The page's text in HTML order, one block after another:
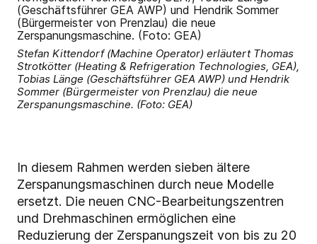
Stefan Kittendorf (Machine Operator) erläutert Thomas
Strotkötter (Heating & Refrigeration Technologies, GEA),
Tobias Länge (Geschäftsführer GEA AWP) und Hendrik
Sommer (Bürgermeister von Prenzlau) die neue
Zerspanungsmaschine. (Foto: GEA)
In diesem Rahmen werden sieben ältere
Zerspanungsmaschinen durch neue Modelle
ersetzt. Die neuen CNC-Bearbeitungszentren
und Drehmaschinen ermöglichen eine
Reduzierung der Zerspanungszeit von bis zu 20